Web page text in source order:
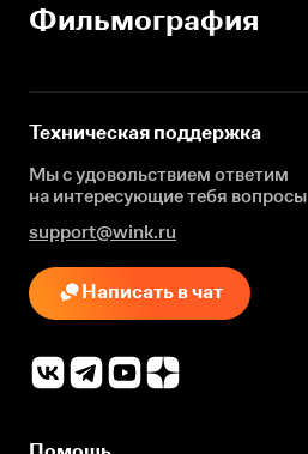
Фильмография
Техническая поддержка
Мы с удовольствием ответим
на интересующиетебя вопросы
support@wink.ru
Написать в чат